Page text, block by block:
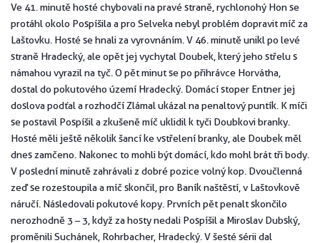
Ve 41. minutě hosté chybovali na pravé straně, rychlonohý Hon se
protáhl okolo Pospíšila a pro Selveka nebyl problém dopravit míč za
Laštovku. Hosté se hnali za vyrovnáním. V 46. minutě unikl po levé
straně Hradecký, ale opět jej vychytal Doubek, který jeho střelu s
námahou vyrazil na tyč. O pět minut se po přihrávce Horvátha,
dostal do pokutového území Hradecký. Domácí stoper Entner jej
doslova podťal a rozhodčí Zlámal ukázal na penaltový puntík. K míči
se postavil Pospíšil a zkušeně míč uklidil k tyči Doubkovi branky.
Hosté měli ještě několik šancí ke vstřelení branky, ale Doubek měl
dnes zamčeno. Nakonec to mohli být domácí, kdo mohl brát tři body.
V poslední minutě zahrávali z dobré pozice volný kop. Dvoučlenná
zeď se rozestoupila a míč skončil, pro Baník naštěstí, v Laštovkově
náručí. Následovali pokutové kopy. Prvních pět penalt skončilo
nerozhodně 3 – 3, když za hosty nedali Pospíšil a Miroslav Dubský,
proměnili Suchánek, Rohrbacher, Hradecký. V šesté sérii dal